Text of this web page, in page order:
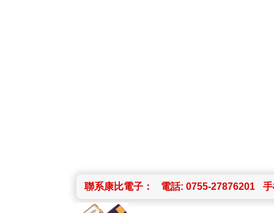
聯系康比電子： 電話: 0755-27876201